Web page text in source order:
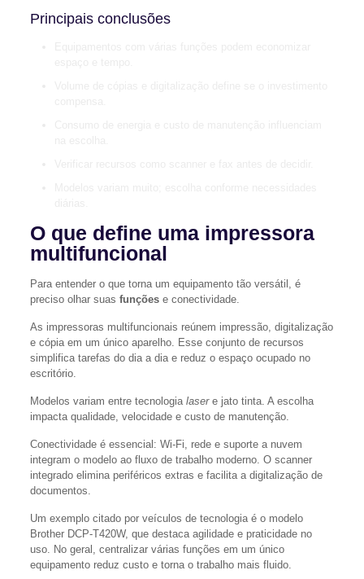
Principais conclusões
O que define uma impressora
multifuncional
Para entender o que torna um equipamento tão versátil, é
preciso olhar suas funçõese conectividade.
As impressoras multifuncionais reúnem impressão, digitalização
e cópia em um único aparelho. Esse conjunto de recursos
simplifica tarefas do dia a dia e reduz o espaço ocupado no
escritório.
Modelos variam entre tecnologia lasere jato tinta. A escolha
impacta qualidade, velocidade e custo de manutenção.
Conectividade é essencial: Wi‑Fi, rede e suporte a nuvem
integram o modelo ao fluxo de trabalho moderno. O scanner
integrado elimina periféricos extras e facilita a digitalização de
documentos.
Um exemplo citado por veículos de tecnologia é o modelo
Brother DCP‑T420W, que destaca agilidade e praticidade no
uso. No geral, centralizar várias funções em um único
equipamento reduz custo e torna o trabalho mais fluido.